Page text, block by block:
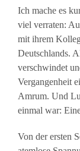
Ich mache es
viel verraten:
mit ihrem
Deutschlands.
verschwindet
Vergangenheit
Amrum. Und
einmal war:
Von der ersten